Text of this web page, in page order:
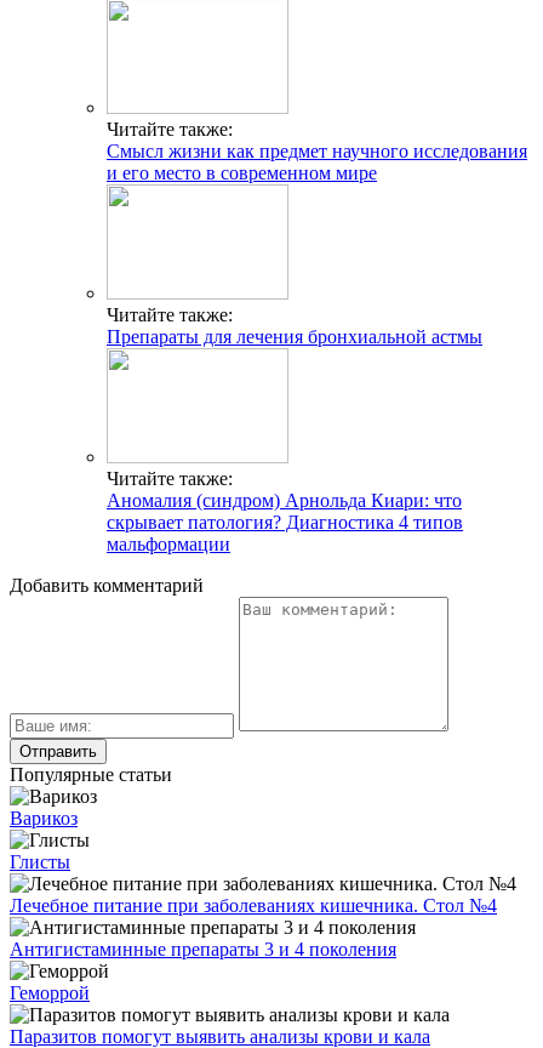
Читайте также:
Смысл жизни как предмет научного исследования
и его место в современном мире
Читайте также:
Препараты для лечения бронхиальной астмы
Читайте также:
Аномалия (синдром) Арнольда Киари: что
скрывает патология? Диагностика 4 типов
мальформации
Добавить комментарий
Популярные статьи
Варикоз
Глисты
Лечебное питание при заболеваниях кишечника. Стол №4
Антигистаминные препараты 3 и 4 поколения
Геморрой
Паразитов помогут выявить анализы крови и кала